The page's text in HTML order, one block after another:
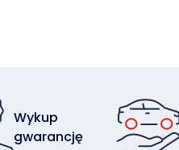
Wykup
gwarancję